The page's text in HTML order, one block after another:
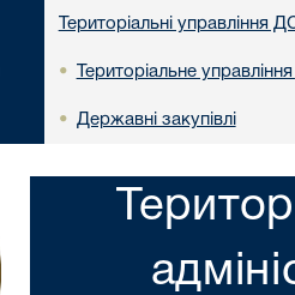
Територіальні управління
• Територіальне
• Державні закупівлі